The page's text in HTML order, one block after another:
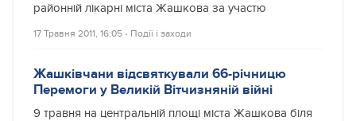
районній лікарні міста Жашкова за участю
17 Травня 2011, 16:05 ‐ Події і заходи
Жашківчани відсвяткували 66-річницю
Перемоги у Великій Вітчизняній війні
9 травня на центральній площі міста Жашкова біля